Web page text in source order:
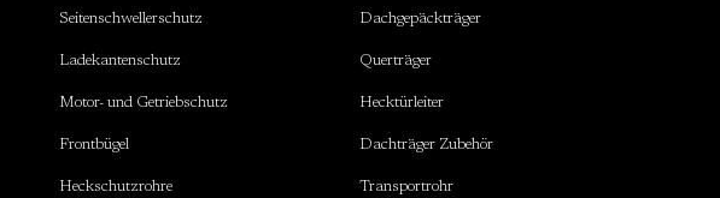
Seitenschwellerschutz
Ladekantenschutz
Motor- und Getriebschutz
Frontbügel
Heckschutzrohre
Dachgepäckträger
Querträger
Hecktürleiter
Dachträger Zubehör
Transportrohr